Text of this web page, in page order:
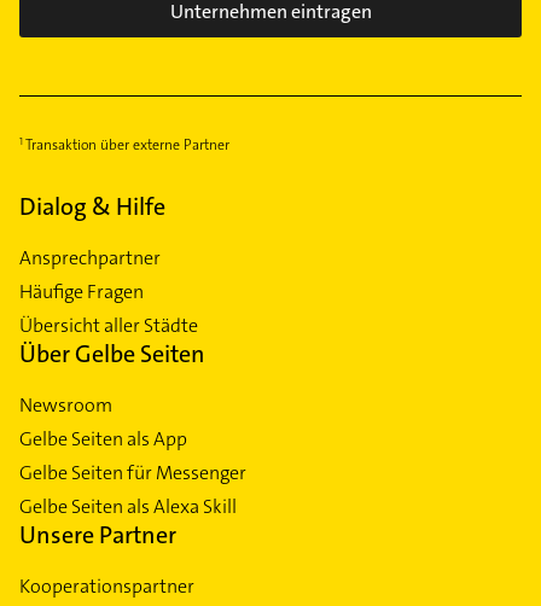
Unternehmen eintragen
Transaktion über externe Partner
Dialog & Hilfe
Ansprechpartner
Häufige Fragen
Übersicht aller Städte
Über Gelbe Seiten
Newsroom
Gelbe Seiten als App
Gelbe Seiten für Messenger
Gelbe Seiten als Alexa Skill
Unsere Partner
Kooperationspartner